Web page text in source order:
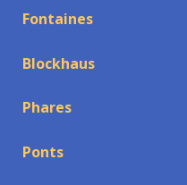
Fontaines
Blockhaus
Phares
Ponts